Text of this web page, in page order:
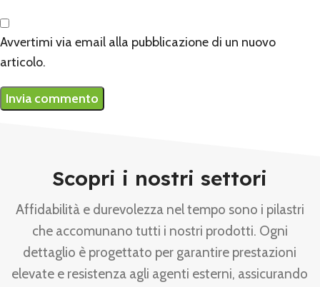
Avvertimi via email alla pubblicazione di un nuovo
articolo.
Scopri i nostri settori
Affidabilità e durevolezza nel tempo sono i pilastri
che accomunano tutti i nostri prodotti. Ogni
dettaglio è progettato per garantire prestazioni
elevate e resistenza agli agenti esterni, assicurando